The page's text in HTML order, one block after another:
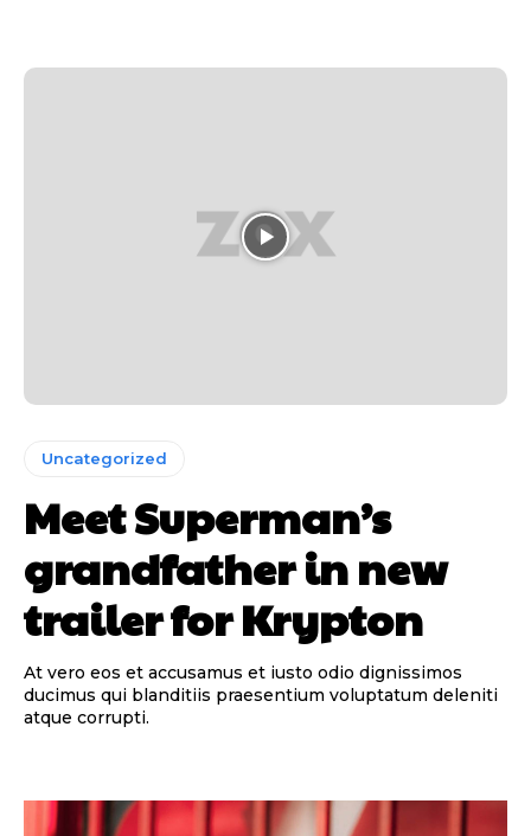
Uncategorized
Meet Superman’s
grandfather in new
trailer for Krypton
At vero eos et accusamus et iusto odio dignissimos
ducimus qui blanditiis praesentium voluptatum deleniti
atque corrupti.